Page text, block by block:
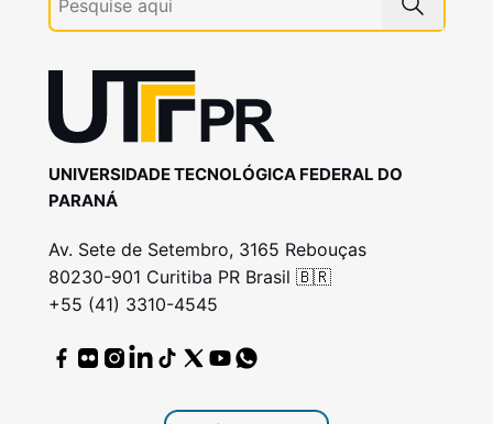
UNIVERSIDADE TECNOLÓGICA FEDERAL DO
PARANÁ
Av. Sete de Setembro, 3165 Rebouças
80230-901 Curitiba PR Brasil 🇧🇷
+55 (41) 3310-4545